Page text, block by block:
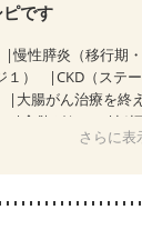
です
慢性膵炎（移行期
） CKD（ステ
大腸がん治療を終
食欲がない 妊
妊娠糖尿病(初期)
さらに表